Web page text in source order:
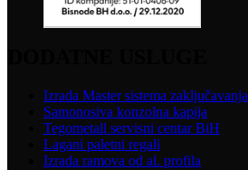
Izrada Master sistema zaključavanja
Samonosiva konzolna kapija
Tegometall servisni centar BiH
Lagani paletni regali
Izrada ramova od al. profila